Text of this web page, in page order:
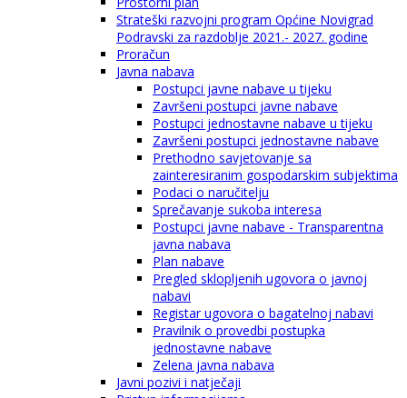
Strateški razvojni program Općine Novigrad
Podravski za razdoblje 2021.- 2027. godine
Proračun
Javna nabava
Postupci javne nabave u tijeku
Završeni postupci javne nabave
Postupci jednostavne nabave u tijeku
Završeni postupci jednostavne nabave
Prethodno savjetovanje sa
zainteresiranim gospodarskim subjektima
Podaci o naručitelju
Sprečavanje sukoba interesa
Postupci javne nabave - Transparentna
javna nabava
Plan nabave
Pregled sklopljenih ugovora o javnoj
nabavi
Registar ugovora o bagatelnoj nabavi
Pravilnik o provedbi postupka
jednostavne nabave
Zelena javna nabava
Javni pozivi i natječaji